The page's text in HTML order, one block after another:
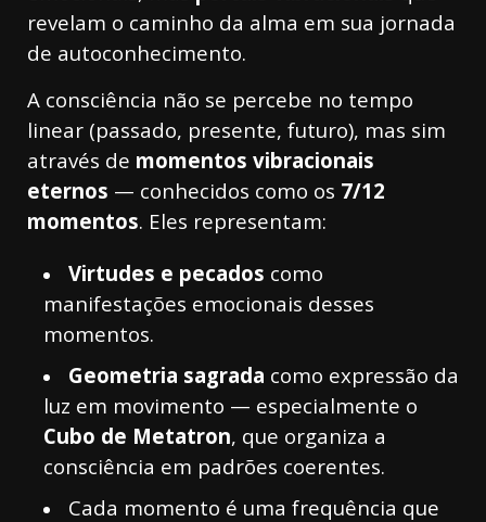
revelam o caminho da alma em sua jornada
de autoconhecimento.
A consciência não se percebe no tempo
linear (passado, presente, futuro), mas sim
através de momentos vibracionais
eternos — conhecidos como os 7/12
momentos. Eles representam:
Virtudes e pecados como
manifestações emocionais desses
momentos.
Geometria sagrada como expressão da
luz em movimento — especialmente o
Cubo de Metatron, que organiza a
consciência em padrões coerentes.
Cada momento é uma frequência que